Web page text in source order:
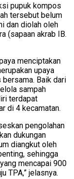
pupuk kompos
tersebut belum
dan diolah oleh
(sapaan akrab IB.
menciptakan
upaya
Baik dari
sampah
terdapat
di 4 kecamatan.
pengolahan
dukungan
diangkut oleh
sehingga
mencapai 900
TPA,” jelasnya.